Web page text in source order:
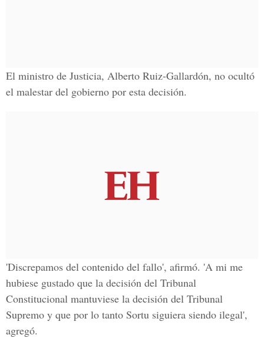
El ministro de Justicia, Alberto Ruiz-Gallardón, no ocultó
el malestar del gobierno por esta decisión.
'Discrepamos del contenido del fallo', afirmó. 'A mi me
hubiese gustado que la decisión del Tribunal
Constitucional mantuviese la decisión del Tribunal
Supremo y que por lo tanto Sortu siguiera siendo ilegal',
agregó.